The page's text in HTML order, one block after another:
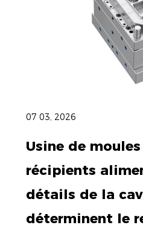
07 03, 2026
Usine de
récipients
détails de la
déterminent le